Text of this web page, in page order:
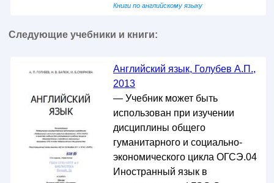
Книги по английскому языку
Следующие учебники и книги:
Английский язык, Голубев А.П.,
2013
— Учебник может быть
использован при изучении
дисциплины общего
гуманитарного и социально-
экономического цикла ОГСЭ.04
Иностранный язык в